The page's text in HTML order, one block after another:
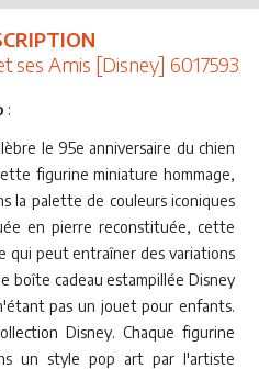
ses Amis [Disney] 6017593
:
le 95e anniversaire du chien
figurine miniature hommage,
la palette de couleurs iconiques
en pierre reconstituée, cette
qui peut entraîner des variations
boîte cadeau estampillée Disney
pas un jouet pour enfants.
Disney. Chaque figurine
un style pop art par l'artiste